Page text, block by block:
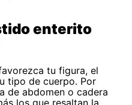
enterito
tu figura, el
tipo de cuerpo. Por
de abdomen o cadera